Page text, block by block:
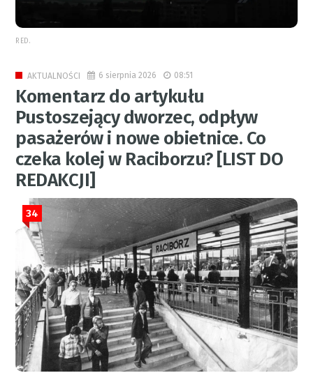
RED.
AKTUALNOŚCI 6 sierpnia 2026 08:51
Komentarz do artykułu
Pustoszejący dworzec, odpływ
pasażerów i nowe obietnice. Co
czeka kolej w Raciborzu? [LIST DO
REDAKCJI]
34